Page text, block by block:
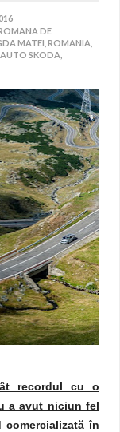
DE
MATEI, ROMANIA,
SKODA,
recordul cu o
a avut niciun fel
în